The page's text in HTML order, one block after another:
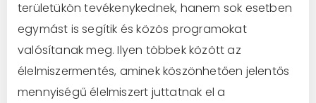
területükön tevékenykednek, hanem sok esetben
egymást is segítik és közös programokat
valósítanak meg. Ilyen többek között az
élelmiszermentés, aminek köszönhetően jelentős
mennyiségű élelmiszert juttatnak el a